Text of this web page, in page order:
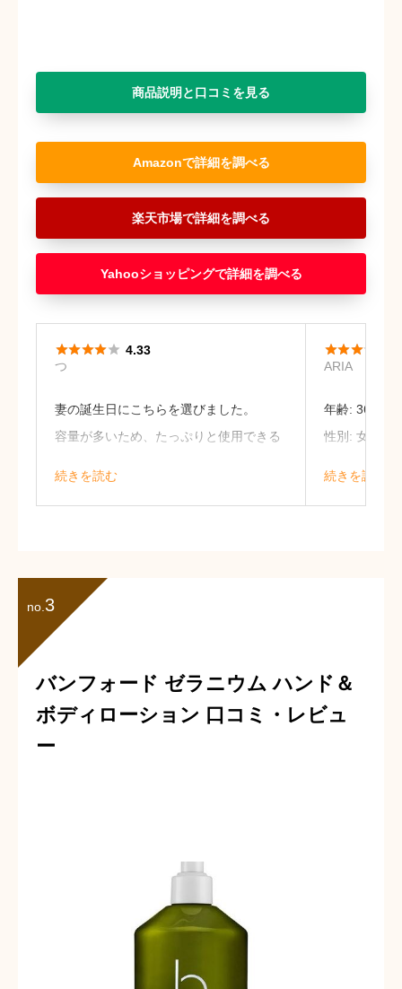
商品説明と口コミを見る
Amazon
楽天市場
Yahooショッピング
妻の誕生日にこちらを選びました。
容量が多いため、たっぷりと使用できる
続きを読む
つ
 4.33
年齢: 36
性別: 女性
続きを読む
ARIA

no. 3
バンフォード ゼラニウム ハンド＆
ボディローション 口コミ・レビュ
ー